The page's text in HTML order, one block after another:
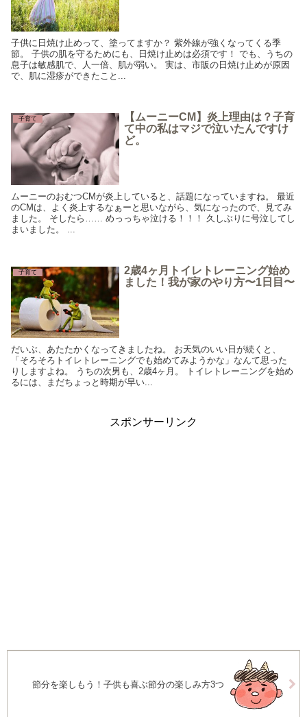
子供に日焼け止めって、塗ってますか？ 紫外線が強くなってくる季
節。 子供の肌を守るためにも、日焼け止めは必須です！ でも、うちの
息子は敏感肌で、人一倍、肌が弱い。 実は、市販の日焼け止めが原因
で、肌に湿疹ができたこと...
子育て
【ムーニーCM】炎上理由は？子育
て中の私はマジで泣いたんですけ
ど。
ムーニーのおむつCMが炎上していると、話題になっていますね。 最近
のCMは、よく炎上するなぁーと思いながら、気になったので、見てみ
ました。 そしたら…… めっっちゃ泣ける！！！ 久しぶりに号泣してし
まいました。 ...
子育て
2歳4ヶ月トイレトレーニング始め
ました！我が家のやり方〜1日目〜
だいぶ、あたたかくなってきましたね。 お天気のいい日が続くと、
「そろそろトイレトレーニングでも始めてみようかな」なんて思った
りしますよね。 うちの次男も、2歳4ヶ月。 トイレトレーニングを始め
るには、まだちょっと時期が早い...
スポンサーリンク
節分を楽しもう！子供も喜ぶ節分の楽しみ方3つ